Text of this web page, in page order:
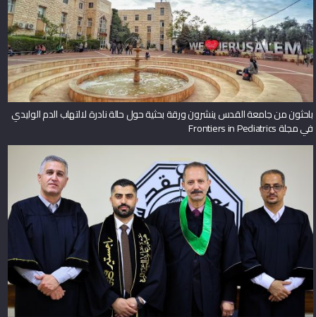
باحثون من جامعة القدس ينشرون ورقة بحثية حول حالة نادرة لالتهاب الدم الوليدي
في مجلة Frontiers in Pediatrics